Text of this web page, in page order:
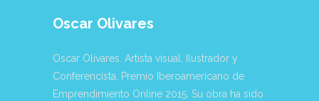
Oscar Olivares
Oscar Olivares. Artista visual, Ilustrador y
Conferencista. Premio Iberoamericano de
Emprendimiento Online 2015. Su obra ha sido